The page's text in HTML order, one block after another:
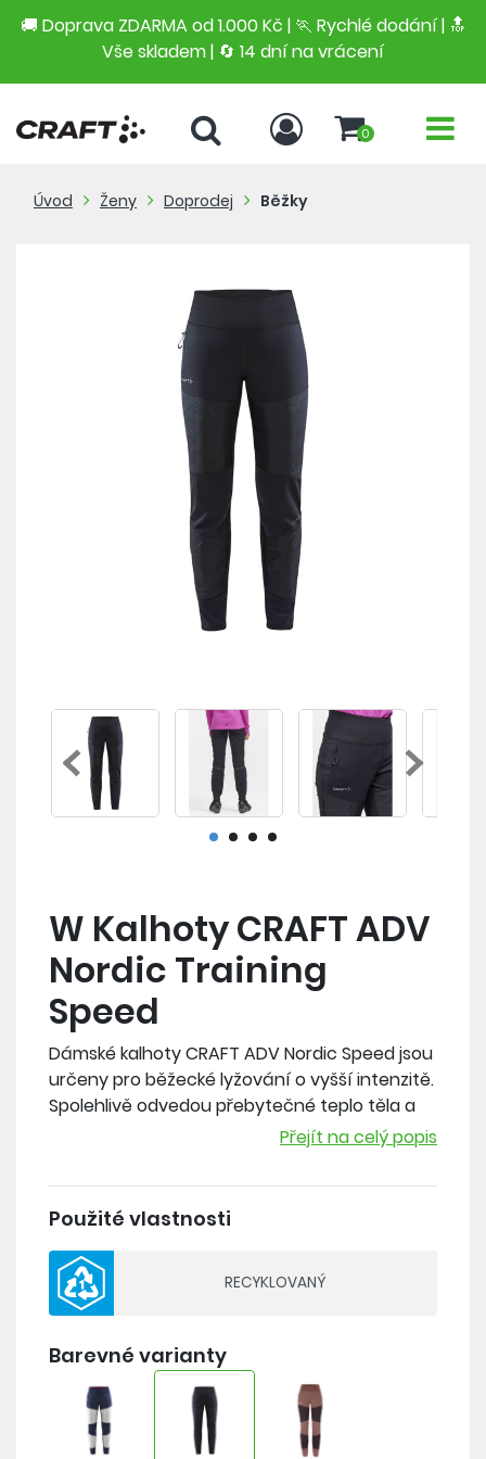
🚚 Doprava ZDARMA od 1.000 Kč | 🏃 Rychlé dodání | 🔝
Vše skladem | 🔄 14 dní na vrácení
0
Úvod Ženy Doprodej Běžky
W Kalhoty CRAFT ADV
Nordic Training
Speed
Dámské kalhoty CRAFT ADV Nordic Speed jsou
určeny pro běžecké lyžování o vyšší intenzitě.
Spolehlivě odvedou přebytečné teplo těla a
zároveň v případě potřeby mírně zahřejí.
Materiál: Přední část - 100% polyester, Střední
vrstva - 100% polyuretan, Vnitřní strana - 100%
polyester, 17% elastan
- 2 vrstvé
- membrána VentAir X Wind 10 000 mm/10 000
g/m2/24hod
- z přední strany v oblasti lýtek membrána pro
ochranu vůči větru a vodě
- v oblasti zadku a zadní strany stehen pružný
Přejít na celý popis
Použité vlastnosti
RECYKLOVANÝ
Barevné varianty